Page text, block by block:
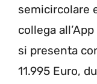
semicircolare
collega all’App
si presenta
11.995 Euro,